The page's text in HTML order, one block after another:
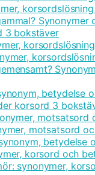
Synonymer
3 bokstäver
betydelse
korsord 3
motsatsord
motsatsord
betydelse
korsord och
synonymer,